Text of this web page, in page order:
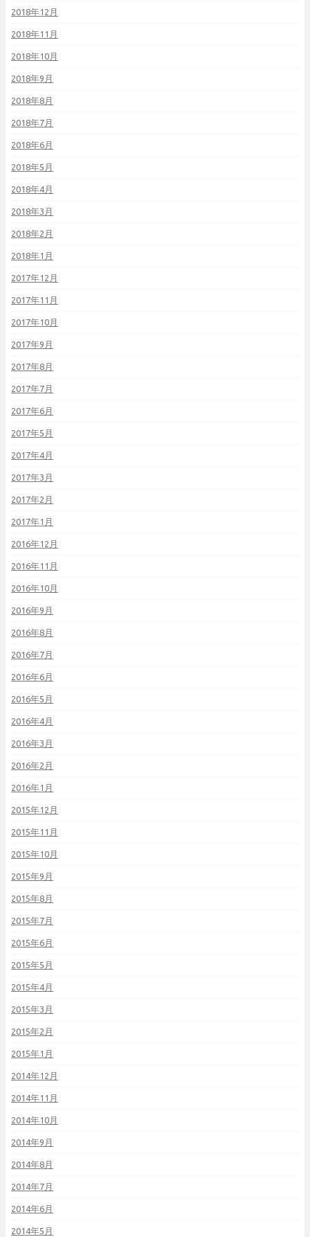
2018年12月
2018年11月
2018年10月
2018年9月
2018年8月
2018年7月
2018年6月
2018年5月
2018年4月
2018年3月
2018年2月
2018年1月
2017年12月
2017年11月
2017年10月
2017年9月
2017年8月
2017年7月
2017年6月
2017年5月
2017年4月
2017年3月
2017年2月
2017年1月
2016年12月
2016年11月
2016年10月
2016年9月
2016年8月
2016年7月
2016年6月
2016年5月
2016年4月
2016年3月
2016年2月
2016年1月
2015年12月
2015年11月
2015年10月
2015年9月
2015年8月
2015年7月
2015年6月
2015年5月
2015年4月
2015年3月
2015年2月
2015年1月
2014年12月
2014年11月
2014年10月
2014年9月
2014年8月
2014年7月
2014年6月
2014年5月